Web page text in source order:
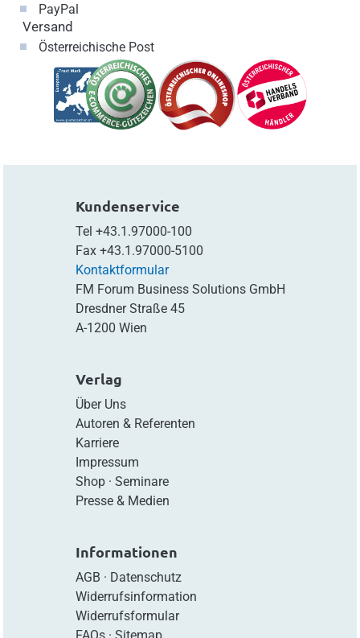
PayPal
Versand
Österreichische Post
Kundenservice
Tel +43.1.97000-100
Fax +43.1.97000-5100
Kontaktformular
FM Forum Business Solutions GmbH
Dresdner Straße 45
A-1200 Wien
Verlag
Über Uns
Autoren & Referenten
Karriere
Impressum
Shop· Seminare
Presse & Medien
Informationen
AGB · Datenschutz
Widerrufsinformation
Widerrufsformular